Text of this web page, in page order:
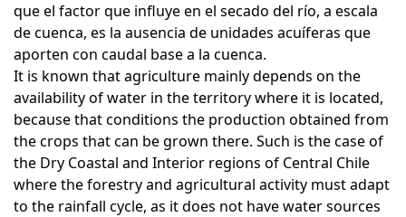
que el factor que influye en el secado del río, a escala
de cuenca, es la ausencia de unidades acuíferas que
aporten con caudal base a la cuenca.
It is known that agriculture mainly depends on the
availability of water in the territory where it is located,
because that conditions the production obtained from
the crops that can be grown there. Such is the case of
the Dry Coastal and Interior regions of Central Chile
where the forestry and agricultural activity must adapt
to the rainfall cycle, as it does not have water sources